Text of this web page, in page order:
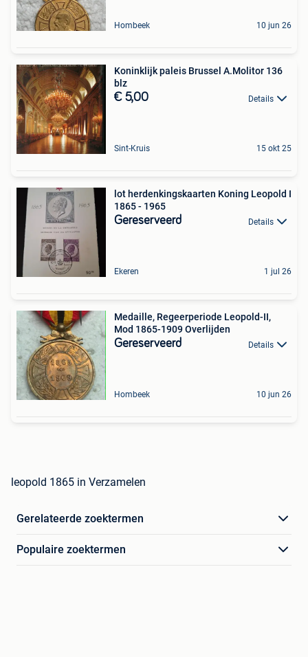
Hombeek 10 jun 26
Koninklijk paleis Brussel A.Molitor 136
blz
€ 5,00 Details
Sint-Kruis 15 okt 25
lot herdenkingskaarten Koning Leopold I
1865 - 1965
Gereserveerd Details
Ekeren 1 jul 26
Medaille, Regeerperiode Leopold-II,
Mod 1865-1909 Overlijden
Gereserveerd Details
Hombeek 10 jun 26
leopold 1865 in Verzamelen
Gerelateerde zoektermen
Populaire zoektermen